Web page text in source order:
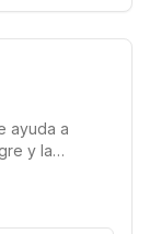
ayuda a
y la